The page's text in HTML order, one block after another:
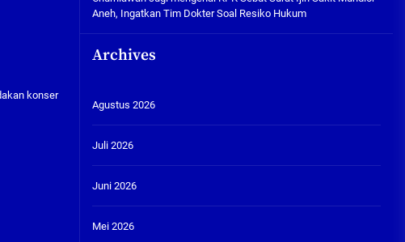
konser
Aneh, Ingatkan Tim Dokter Soal Resiko Hukum
Archives
Agustus 2026
Juli 2026
Juni 2026
Mei 2026